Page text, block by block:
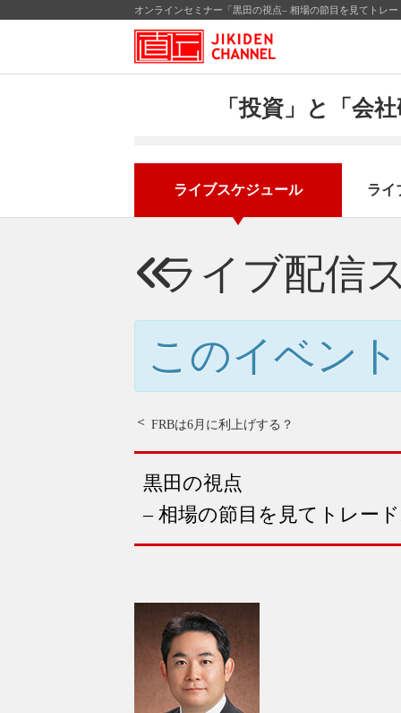
オンラインセミナー「黒田の視点– 相場の節目を見てトレ
「投資」と「会
ライブスケジュール ライ
ライブ配信
このイベン
FRBは6月に利上げする？
黒田の視点
– 相場の節目を見てトレー